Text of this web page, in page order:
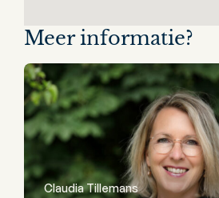
Meer informatie?
Claudia Tillemans